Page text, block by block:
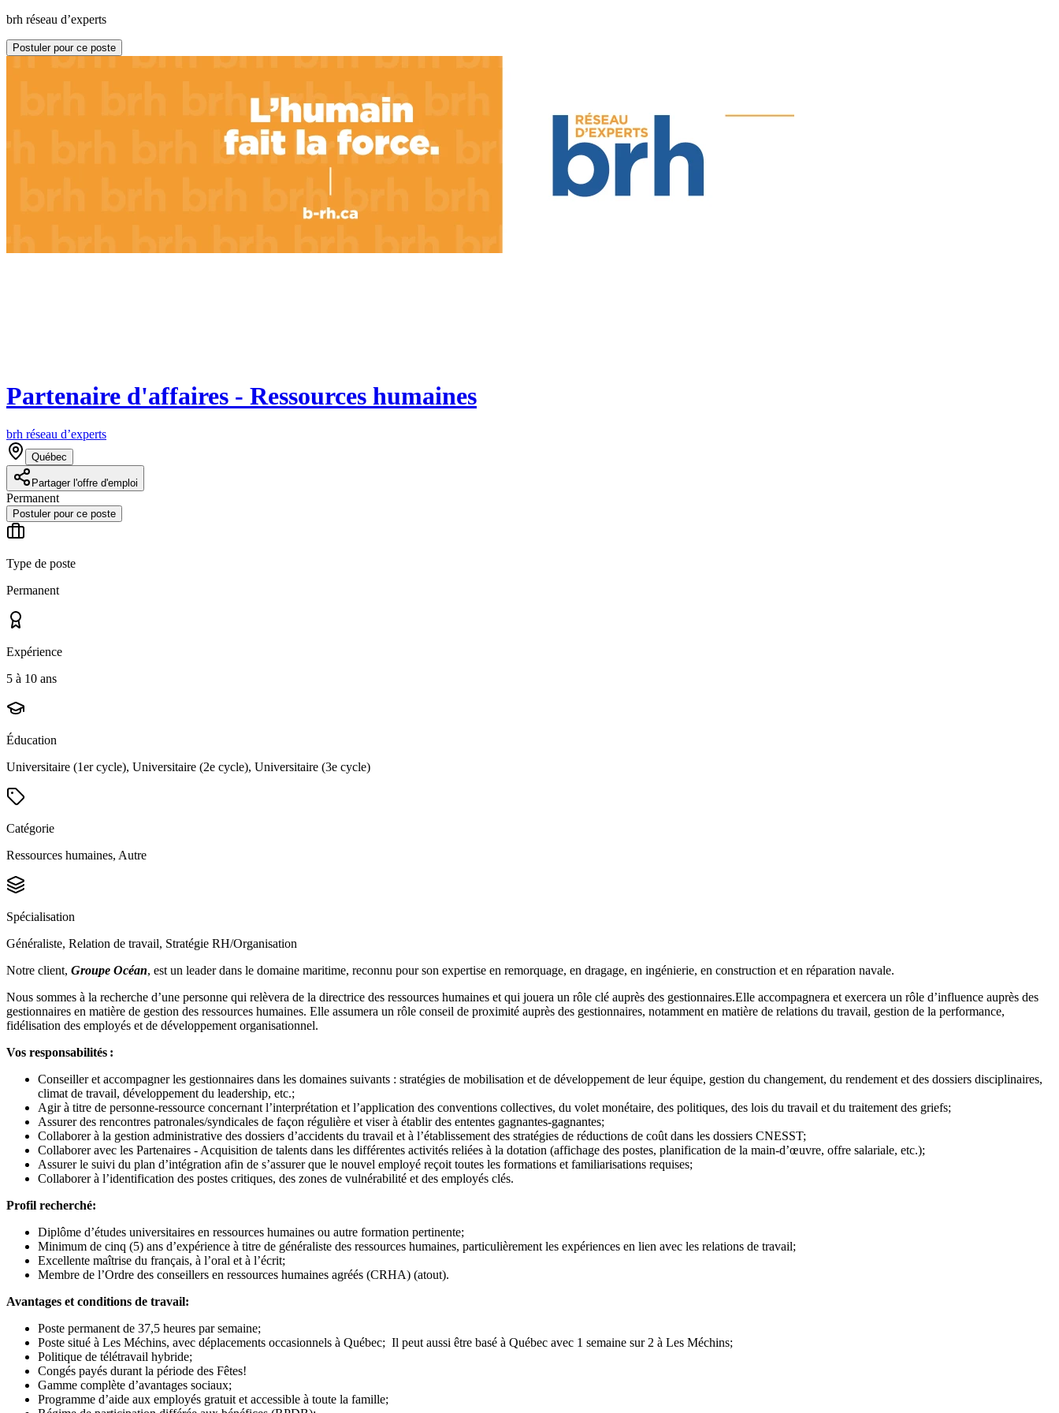
brh réseau d’experts
Postuler pour ce poste
Partenaire d'affaires - Ressources humaines
brh réseau d’experts
Québec
Partager l'offre d'emploi
Permanent
Postuler pour ce poste
Type de poste
Permanent
Expérience
5 à 10 ans
Éducation
Universitaire (1er cycle), Universitaire (2e cycle), Universitaire (3e cycle)
Catégorie
Ressources humaines, Autre
Spécialisation
Généraliste, Relation de travail, Stratégie RH/Organisation
Notre client, Groupe Océan, est un leader dans le domaine maritime, reconnu pour son expertise en remorquage, en dragage, en ingénierie, en construction et en réparation navale.
Nous sommes à la recherche d’une personne qui relèvera de la directrice des ressources humaines et qui jouera un rôle clé auprès des gestionnaires.Elle accompagnera et exercera un rôle d’influence auprès des
gestionnaires en matière de gestion des ressources humaines. Elle assumera un rôle conseil de proximité auprès des gestionnaires, notamment en matière de relations du travail, gestion de la performance,
fidélisation des employés et de développement organisationnel.
Vos responsabilités :
Conseiller et accompagner les gestionnaires dans les domaines suivants : stratégies de mobilisation et de développement de leur équipe, gestion du changement, du rendement et des dossiers disciplinaires,
climat de travail, développement du leadership, etc.;
Agir à titre de personne-ressource concernant l’interprétation et l’application des conventions collectives, du volet monétaire, des politiques, des lois du travail et du traitement des griefs;
Assurer des rencontres patronales/syndicales de façon régulière et viser à établir des ententes gagnantes-gagnantes;
Collaborer à la gestion administrative des dossiers d’accidents du travail et à l’établissement des stratégies de réductions de coût dans les dossiers CNESST;
Collaborer avec les Partenaires - Acquisition de talents dans les différentes activités reliées à la dotation (affichage des postes, planification de la main-d’œuvre, offre salariale, etc.);
Assurer le suivi du plan d’intégration afin de s’assurer que le nouvel employé reçoit toutes les formations et familiarisations requises;
Collaborer à l’identification des postes critiques, des zones de vulnérabilité et des employés clés.
Profil recherché:
Diplôme d’études universitaires en ressources humaines ou autre formation pertinente;
Minimum de cinq (5) ans d’expérience à titre de généraliste des ressources humaines, particulièrement les expériences en lien avec les relations de travail;
Excellente maîtrise du français, à l’oral et à l’écrit;
Membre de l’Ordre des conseillers en ressources humaines agréés (CRHA) (atout).
Avantages et conditions de travail:
Poste permanent de 37,5 heures par semaine;
Poste situé à Les Méchins, avec déplacements occasionnels à Québec; Il peut aussi être basé à Québec avec 1 semaine sur 2 à Les Méchins;
Politique de télétravail hybride;
Congés payés durant la période des Fêtes!
Gamme complète d’avantages sociaux;
Programme d’aide aux employés gratuit et accessible à toute la famille;